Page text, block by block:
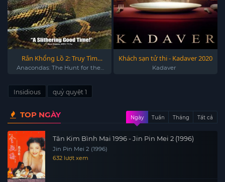
Rắn Khổng Lồ 2: Truy Tìm
Huyết Lan - Anacondas: The
(2004)
Anacondas: The Hunt for the
Khách sạn tử thi - Kadaver 2020
Kadaver
Insidious quỷ quyệt 1
TOP NGÀY Ngày Tuần Tháng Tất cả
Tân Kim Bình Mai 1996 - Jin Pin Mei 2 (1996)
Jin Pin Mei 2 (1996)
632 lượt xem